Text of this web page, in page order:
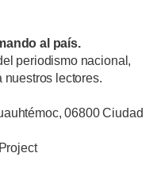
al país.
periodismo nacional,
lectores.
06800 Ciudad